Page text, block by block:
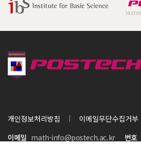
개인정보처리방침 이메일무단수집거부
이메일 math-info@postech.ac.kr 번호